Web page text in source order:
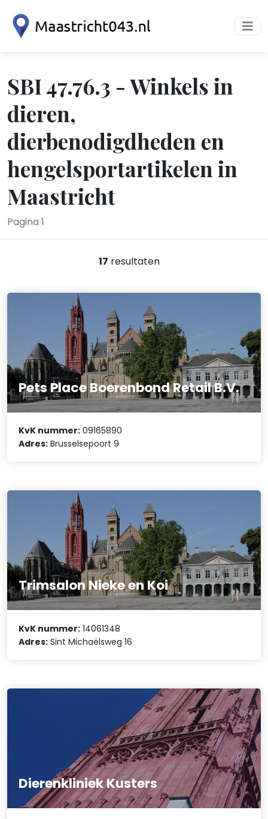
SBI 47.76.3 - Winkels in
dieren,
dierbenodigdheden en
hengelsportartikelen in
Maastricht
Pagina 1
17 resultaten
Pets Place Boerenbond Retail B.V.
KvK nummer: 09165890
Adres: Brusselsepoort 9
Trimsalon Nieke en Koi
KvK nummer: 14061348
Adres: Sint Michaëlsweg 16
Dierenkliniek Kusters